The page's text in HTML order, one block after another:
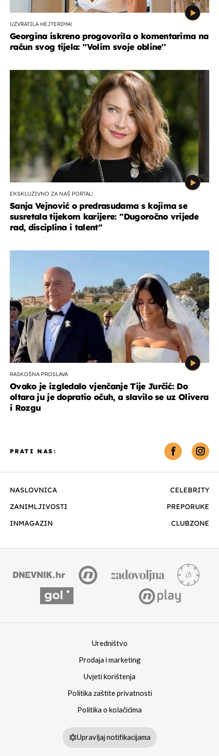
UZVRATILA HEJTERIMA!
Georgina iskreno progovorila o komentarima na
račun svog tijela: ''Volim svoje obline''
EKSKLUZIVNO ZA NAŠ PORTAL!
Sanja Vejnović o predrasudama s kojima se
susretala tijekom karijere: ''Dugoročno vrijede
rad, disciplina i talent''
RASKOŠNA PROSLAVA
Ovako je izgledalo vjenčanje Tije Jurčić: Do
oltara ju je dopratio očuh, a slavilo se uz Olivera
i Rozgu
NASLOVNICA
CELEBRITY
ZANIMLJIVOSTI
PREPORUKE
INMAGAZIN
CLUBZONE
PRATI NAS:
Uredništvo
Prodaja i marketing
Uvjeti korištenja
Politika zaštite privatnosti
Politika o kolačićima
Upravljaj notifikacijama